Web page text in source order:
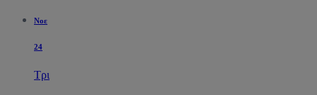
Νοε
24
Τρι